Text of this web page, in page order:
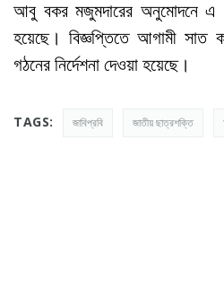
আবু বকর মজুমদারের অনুমোদনে এ
হয়েছে। বিজ্ঞপ্তিতে আগামী সাত
গঠনের নির্দেশনা দেওয়া হয়েছে।
TAGS: জাবিপ্রবি জাতীয় ছাত্রশক্তি